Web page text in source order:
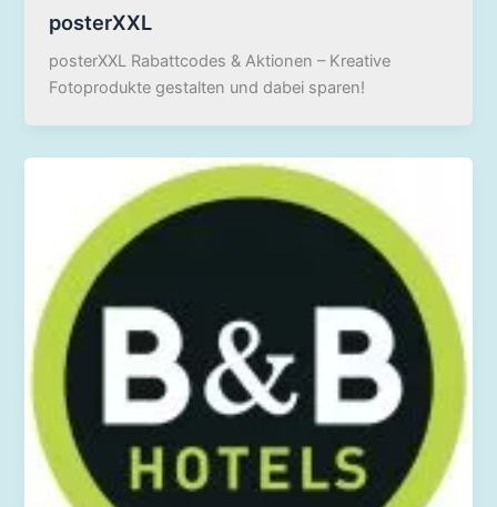
posterXXL
posterXXL Rabattcodes & Aktionen – Kreative
Fotoprodukte gestalten und dabei sparen!